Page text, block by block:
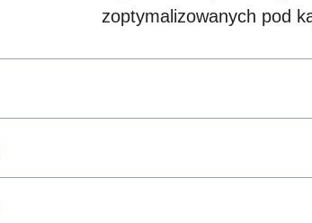
zoptymalizowanych pod